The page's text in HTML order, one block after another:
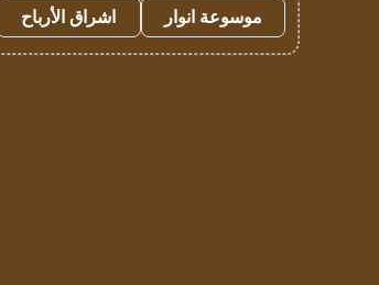
موسوعة انوار
اشراق الأرباح